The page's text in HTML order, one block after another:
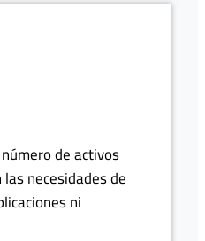
de activos
necesidades de
ni